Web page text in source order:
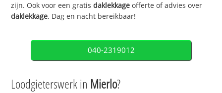
zijn. Ook voor een gratisdaklekkage offerte of advies over
daklekkage. Dag en nacht bereikbaar!
040-2319012
Loodgieterswerk in Mierlo?